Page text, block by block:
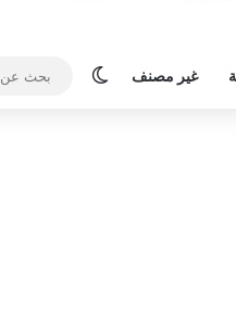
غير مصنف الوضع المظلم